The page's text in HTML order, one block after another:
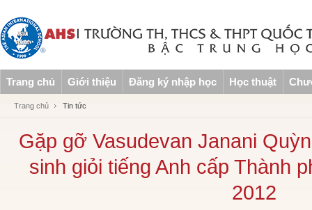
Trang chủ Giới thiệu Đăng ký nhập học Học thuật
Trang chủ Tin tức
Gặp gỡ Vasudevan Janani
sinh giỏi tiếng Anh cấp Thành
2012